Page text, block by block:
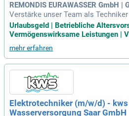
REMONDIS EURAWASSER GmbH
Verstärke unser Team als
sserversorgung &
rafschaft und Dierdorf! Du
asserentsorgungsanlagen.
an Druckerhöhungsanlagen sowie
lungsanlagen durch. Zudem bist du
Wasserzählern verantwortlich und
chaft teil. Eine technische
alifikationen sind wünschenswert,
relevanter Berufserfahrung. Dein
reten beim Kunden und deine
Urlaubsgeld | Betriebliche
Vermögenswirksame Leistungen |
mehr erfahren
Elektrotechniker (m/w/d) -
Wasserversorgung Saar GmbH